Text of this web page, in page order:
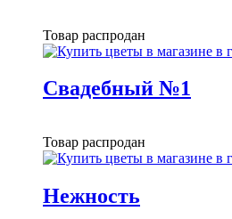
Товар распродан
Свадебный №1
Товар распродан
Нежность